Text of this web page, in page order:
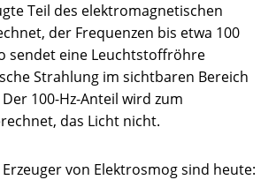
Teil des elektromagnetischen
der Frequenzen bis etwa 100
sendet eine Leuchtstoffröhre
Strahlung im sichtbaren Bereich
100-Hz-Anteil wird zum
das Licht nicht.
von Elektrosmog sind heute: